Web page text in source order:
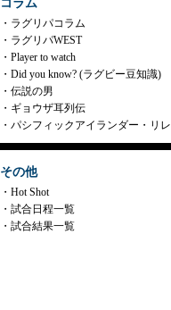
コラム
ラグリパコラム
ラグリパWEST
Player to watch
Did you know? (ラグビー豆知識)
伝説の男
ギョウザ耳列伝
パシフィックアイランダー・リ
その他
Hot Shot
試合日程一覧
試合結果一覧